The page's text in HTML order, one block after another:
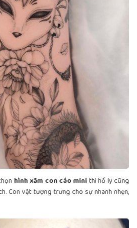
hình xăm con cáo minithì hồ ly cũng
Con vật tượng trưng cho sự nhanh nhẹn,